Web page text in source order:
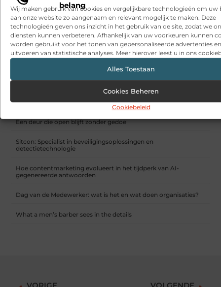
belang
Wij maken gebruik van cookies en vergelijkbare technologieën om uw
aan onze website zo aangenaam en relevant mogelijk te maken. Deze
technologieën geven ons inzicht in het gebruik van de site, zodat we
diensten kunnen verbeteren. Afhankelijk van uw voorkeuren kunnen
worden gebruikt voor het tonen van gepersonaliseerde advertenties
uitvoeren van statistische analyses. Meer hierover leest u in ons
Alles Toestaan
Cookies Beheren
Cookiebeleid
3CX in de cloud
RECENTE BERICHTEN
Snelle sfeerverbetering met accessoires die altijd passen
Een deur die open blijft zonder gedoe
Sitcon: Specialist in beveiligingsoplossingen en
detectietechnologie
Hoe contentmarketing evolueert in het tijdperk van AI-
gegenereerde antwoorden
Dag van de Medewerker: wat is het en wat doen organisaties?
What a men’s barber sees in the details